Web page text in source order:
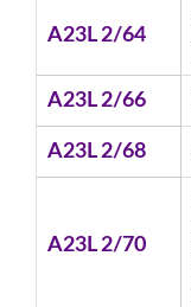
A23L 2/64
A23L 2/66
A23L 2/68
A23L 2/70